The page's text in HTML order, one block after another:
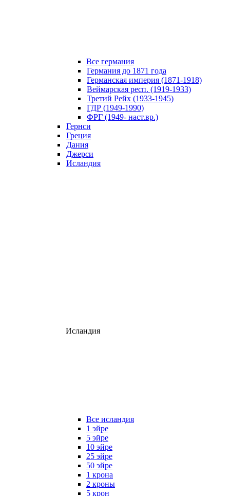
Все германия
Германия до 1871 года
Германская империя (1871-1918)
Веймарская респ. (1919-1933)
Третий Рейх (1933-1945)
ГДР (1949-1990)
ФРГ (1949- наст.вр.)
Гернси
Греция
Дания
Джерси
Исландия
Исландия
Все исландия
1 эйре
5 эйре
10 эйре
25 эйре
50 эйре
1 крона
2 кроны
5 крон